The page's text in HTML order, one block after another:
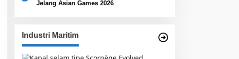
Jelang Asian Games 2026
Industri Maritim